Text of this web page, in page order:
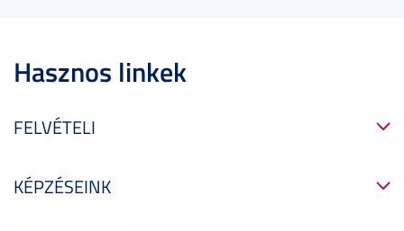
Hasznos linkek
FELVÉTELI
KÉPZÉSEINK